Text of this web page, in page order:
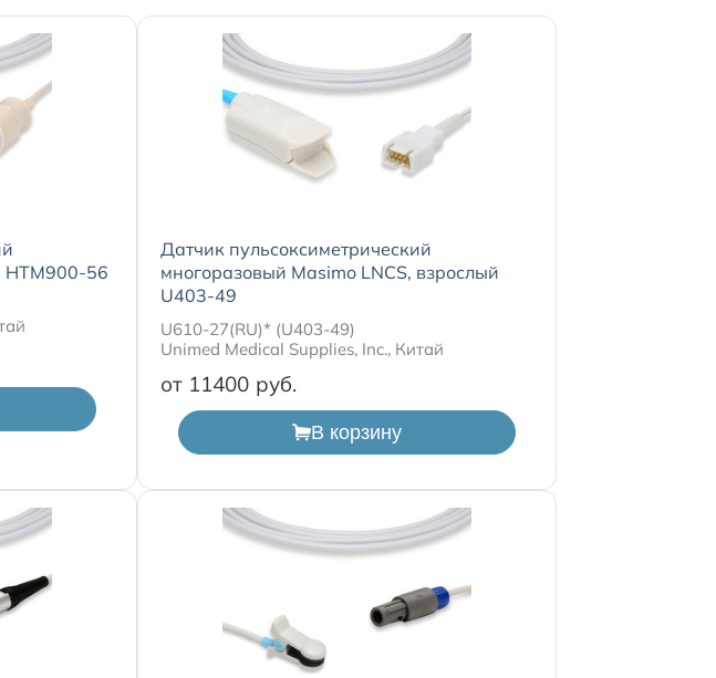
HTM900-56
Датчик пульсоксиметрический
многоразовый Masimo LNCS, взрослый
U403-49
U610-27(RU)* (U403-49)
Unimed Medical Supplies, Inc., Китай
от 11400
В корзину